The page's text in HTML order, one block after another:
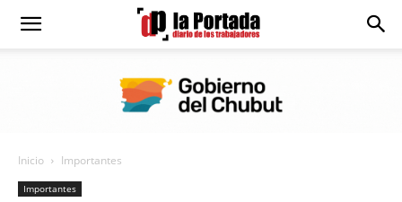
Diario
Portada
Inicio Importantes
Importantes